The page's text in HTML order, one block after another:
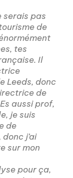
serais pas
de
tes
Il
Leeds, donc
de
aussi prof,
je suis
de
j’ai
sur mon
pour ça,